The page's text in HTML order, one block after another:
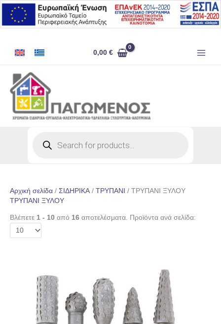
Μετάβαση
στο
περιεχόμενο
0,00€
Αρχική σελίδα / ΣΙΔΗΡΙΚΑ/ ΤΡΥΠΑΝΙ
/ ΤΡΥΠΑΝΙ ΞΥΛΟΥ
ΤΡΥΠΑΝΙ ΞΥΛΟΥ
Βλέπετε 1 - 10 από 16 αποτελέσματα. Προϊόντα ανά σελίδα: